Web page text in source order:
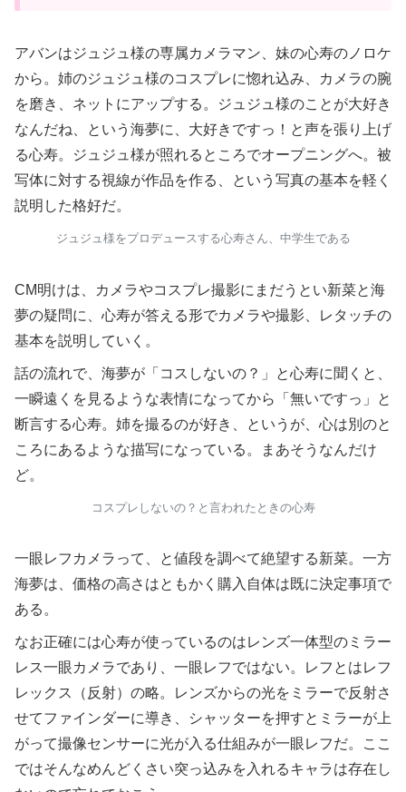
アバンはジュジュ様の専属カメラマン、妹の心寿のノロケ
から。姉のジュジュ様のコスプレに惚れ込み、カメラの腕
を磨き、ネットにアップする。ジュジュ様のことが大好き
なんだね、という海夢に、大好きですっ！と声を張り上げ
る心寿。ジュジュ様が照れるところでオープニングへ。被
写体に対する視線が作品を作る、という写真の基本を軽く
説明した格好だ。
ジュジュ様をプロデュースする心寿さん、中学生である
CM明けは、カメラやコスプレ撮影にまだうとい新菜と海
夢の疑問に、心寿が答える形でカメラや撮影、レタッチの
基本を説明していく。
話の流れで、海夢が「コスしないの？」と心寿に聞くと、
一瞬遠くを見るような表情になってから「無いですっ」と
断言する心寿。姉を撮るのが好き、というが、心は別のと
ころにあるような描写になっている。まあそうなんだけ
ど。
コスプレしないの？と言われたときの心寿
一眼レフカメラって、と値段を調べて絶望する新菜。一方
海夢は、価格の高さはともかく購入自体は既に決定事項で
ある。
なお正確には心寿が使っているのはレンズ一体型のミラー
レス一眼カメラであり、一眼レフではない。レフとはレフ
レックス（反射）の略。レンズからの光をミラーで反射さ
せてファインダーに導き、シャッターを押すとミラーが上
がって撮像センサーに光が入る仕組みが一眼レフだ。ここ
ではそんなめんどくさい突っ込みを入れるキャラは存在し